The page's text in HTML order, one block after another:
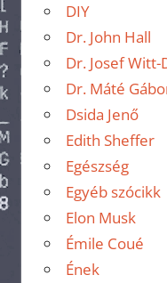
DIY
Dr. John Hall
Dr. Josef
Dr. Máté
Dsida Jenő
Edith Sheffer
Egészség
Egyéb szócikk
Elon Musk
Émile Coué
Ének